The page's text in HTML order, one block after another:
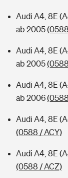
Audi A4, 8E
ab 2005
Audi A4, 8E
ab 2005
Audi A4, 8E
ab 2006
Audi A4, 8E
(0588 / ACY)
Audi A4, 8E
(0588 / ACZ)